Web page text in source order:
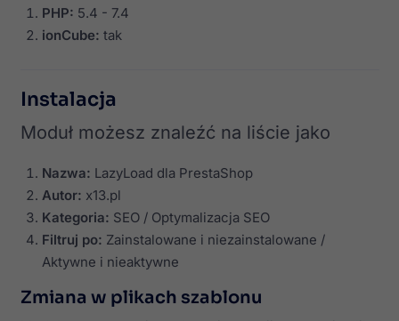
PHP: 5.4 - 7.4
ionCube: tak
Instalacja
Moduł możesz znaleźć na liście jako
Nazwa: LazyLoad dla PrestaShop
Autor: x13.pl
Kategoria: SEO / Optymalizacja SEO
Filtruj po: Zainstalowane i niezainstalowane /
Aktywne i nieaktywne
Zmiana w plikach szablonu